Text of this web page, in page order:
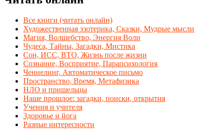
Все книги (читать онлайн)
Художественная эзотерика, Сказки, Мудрые мысли
Магия, Волшебство, Энергия Воли
Чудеса, Тайны, Загадки, Мистика
Сон, ИСС, ВТО, Жизнь после жизни
Сознание, Восприятие, Парапсихология
Ченнелинг, Автоматическое письмо
Пространство, Время, Метафизика
НЛО и пришельцы
Наше прошлое: загадки, поиски, открытия
Учения и учителя
Здоровье и йога
Разные интересности